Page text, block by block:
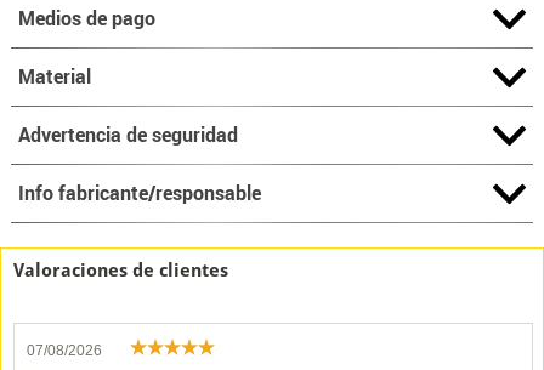
Medios de pago
Material
Advertencia de seguridad
Info fabricante/responsable
Valoraciones de clientes
07/08/2026